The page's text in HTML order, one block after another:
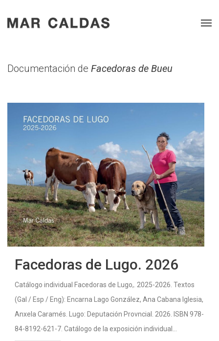
Documentación de Facedoras de Bueu
Facedoras de Lugo. 2026
Catálogo individual Facedoras de Lugo,. 2025-2026. Textos
(Gal / Esp / Eng): Encarna Lago González, Ana Cabana Iglesia,
Anxela Caramés. Lugo: Deputación Provncial. 2026. ISBN 978-
84-8192-621-7. Catálogo de la exposición individual...